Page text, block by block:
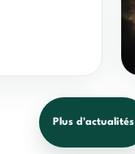
Plus d'actualités